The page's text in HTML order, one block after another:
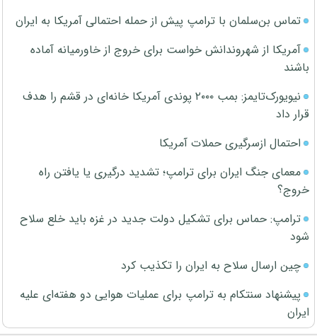
تماس بن‌سلمان با ترامپ پیش از حمله احتمالی آمریکا به ایران
آمریکا از شهروندانش خواست برای خروج از خاورمیانه آماده
باشند
نیویورک‌تایمز: بمب ۲۰۰۰ پوندی آمریکا خانه‌ای در قشم را هدف
قرار داد
احتمال ازسرگیری حملات آمریکا
معمای جنگ ایران برای ترامپ؛ تشدید درگیری یا یافتن راه
خروج؟
ترامپ: حماس برای تشکیل دولت جدید در غزه باید خلع سلاح
شود
چین ارسال سلاح به ایران را تکذیب کرد
پیشنهاد سنتکام به ترامپ برای عملیات هوایی دو هفته‌ای علیه
ایران